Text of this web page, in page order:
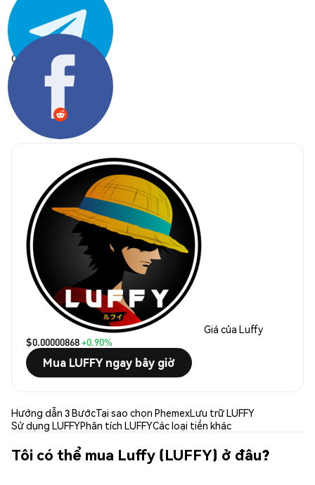
Chia sẻ:
Giá của Luffy
$0.00000868+0.90%
Mua LUFFY ngay bây giờ
Hướng dẫn 3 BướcTại sao chọn PhemexLưu trữ LUFFY
Sử dụng LUFFYPhân tích LUFFYCác loại tiền khác
Tôi có thể mua Luffy (LUFFY) ở đâu?